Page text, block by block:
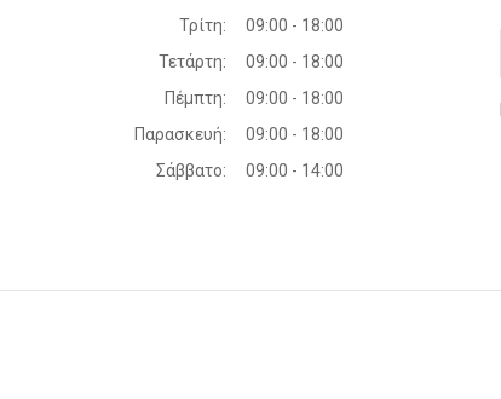
Τρίτη:
09:00 - 18:00
Τετάρτη:
09:00 - 18:00
Πέμπτη:
09:00 - 18:00
Παρασκευή:
09:00 - 18:00
Σάββατο:
09:00 - 14:00